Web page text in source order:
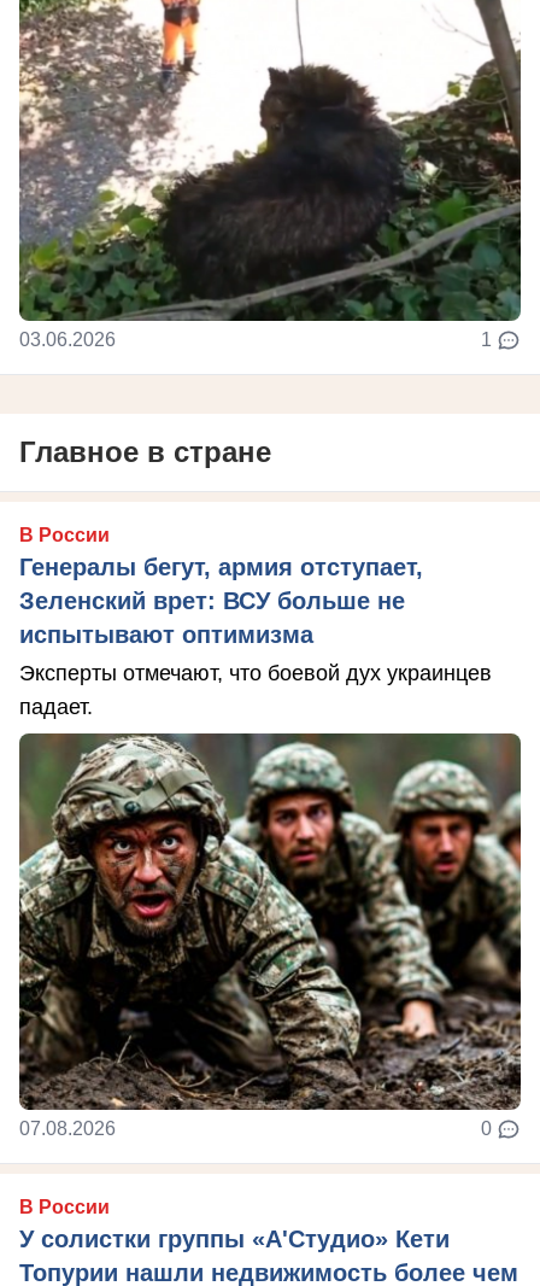
03.06.2026 1
Главное в стране
В России
Генералы бегут, армия отступает,
Зеленский врет: ВСУ больше не
испытывают оптимизма
Эксперты отмечают, что боевой дух украинцев
падает.
07.08.2026 0
В России
У солистки группы «А'Студио» Кети
Топурии нашли недвижимость более чем